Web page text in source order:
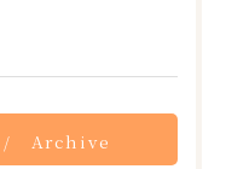
Archive